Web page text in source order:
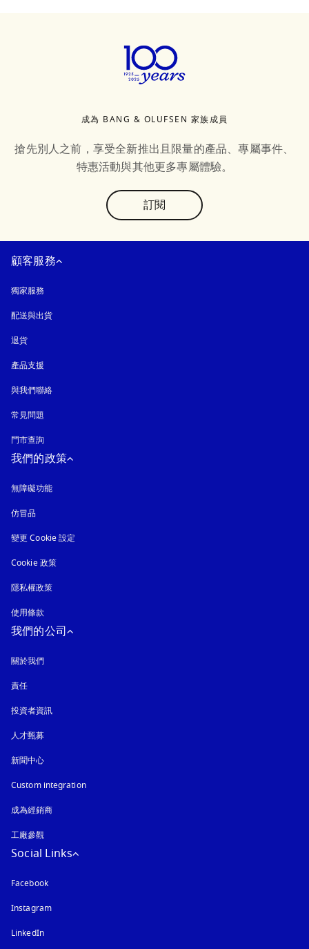
成為 BANG & OLUFSEN 家族成員
搶先別人之前，享受全新推出且限量的產品、專屬事件、
特惠活動與其他更多專屬體驗。
訂閱
顧客服務
獨家服務
配送與出貨
退貨
產品支援
與我們聯絡
常見問題
門市查詢
我們的政策
無障礙功能
仿冒品
變更 Cookie 設定
Cookie 政策以新標籤頁開啟
隱私權政策
使用條款
我們的公司
關於我們
責任
投資者資訊
人才甄募
新聞中心
Custom integration
成為經銷商
工廠參觀
Social Links
Facebook
Instagram以新標籤頁開啟
LinkedIn